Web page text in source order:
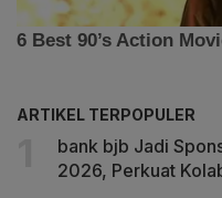
ARTIKEL TERPOPULER
bank bjb Jadi
2026, Perkuat